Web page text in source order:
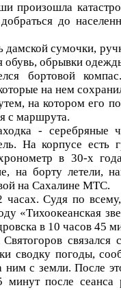
произошла
до
сумочки,
обувь, обрывки
бортовой
на нем
на котором его
с маршрута.
- серебряные
На корпусе есть
в 30-х
на борту летели,
на Сахалине МТС.
часах. Судя по
«Тихоокеанская
в 10 часов 45
сводку погоды,
ним с земли. После
после сеанса